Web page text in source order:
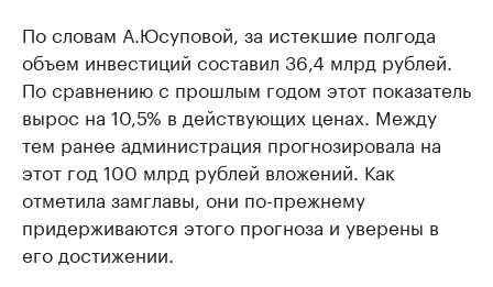
По словам А.Юсуповой, за истекшие полгода
объем инвестиций составил 36,4 млрд рублей.
По сравнению с прошлым годом этот показатель
вырос на 10,5% в действующих ценах. Между
тем ранее администрация прогнозировала на
этот год 100 млрд рублей вложений. Как
отметила замглавы, они по-прежнему
придерживаются этого прогноза и уверены в
его достижении.